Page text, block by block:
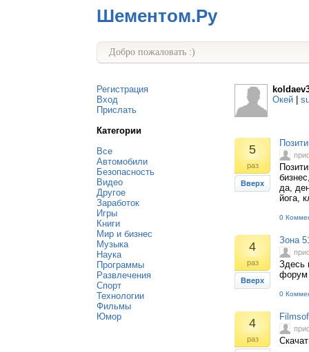
Шементом.Ру
Добро пожаловать :)
Регистрация
Вход
Прислать
Категории
Все
Автомобили
Безопасность
Видео
Другое
Заработок
Игры
Книги
Мир и бизнес
Музыка
Наука
Программы
Развлечения
Спорт
Технологии
Фильмы
Юмор
Окей
5
раз
Вверх
да,
йога,
0
4
раз
Вверх
Зона
Здесь
форум
0
4
раз